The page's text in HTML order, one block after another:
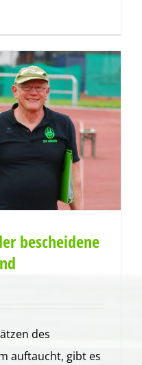
bescheidene
des
auftaucht, gibt es